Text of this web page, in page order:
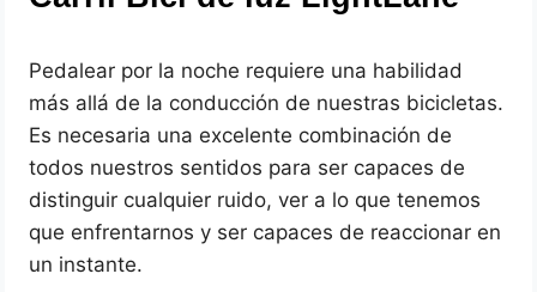
Pedalear por la noche requiere una habilidad
más allá de la conducción de nuestras bicicletas.
Es necesaria una excelente combinación de
todos nuestros sentidos para ser capaces de
distinguir cualquier ruido, ver a lo que tenemos
que enfrentarnos y ser capaces de reaccionar en
un instante.